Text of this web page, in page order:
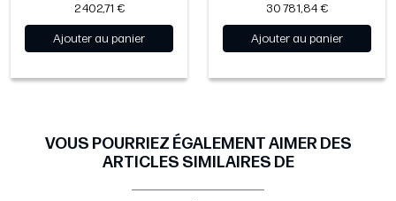
2 402,71 €
Ajouter au panier
30 781,84 €
Ajouter au panier
VOUS POURRIEZ ÉGALEMENT AIMER DES
ARTICLES SIMILAIRES DE